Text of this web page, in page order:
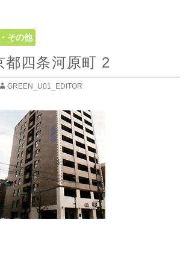
その他
都四条河原町 2
GREEN_U01_EDITOR